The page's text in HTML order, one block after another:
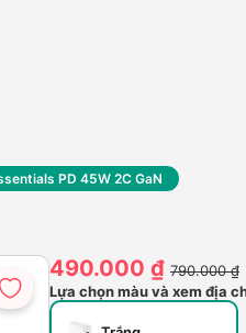
PD 45W 2C GaN
490.000 ₫ 790.000 ₫
Lựa chọn màu và xem địa